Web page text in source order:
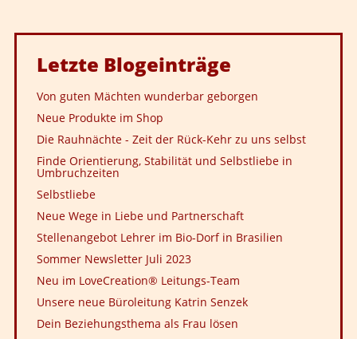
Letzte Blogeinträge
Von guten Mächten wunderbar geborgen
Neue Produkte im Shop
Die Rauhnächte - Zeit der Rück-Kehr zu uns selbst
Finde Orientierung, Stabilität und Selbstliebe in
Umbruchzeiten
Selbstliebe
Neue Wege in Liebe und Partnerschaft
Stellenangebot Lehrer im Bio-Dorf in Brasilien
Sommer Newsletter Juli 2023
Neu im LoveCreation® Leitungs-Team
Unsere neue Büroleitung Katrin Senzek
Dein Beziehungsthema als Frau lösen